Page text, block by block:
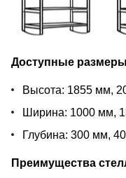
Доступные
Высота: 1855 мм,
Ширина: 1000 мм,
Глубина: 300 мм,
Преимущества